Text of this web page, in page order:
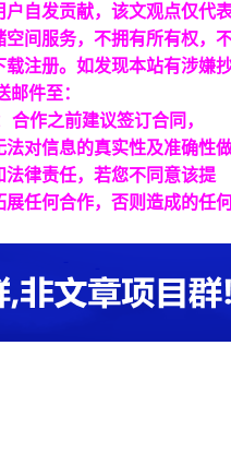
户自发贡献，该文观点仅代
间服务，不拥有所有权，
注册。如发现本站有涉嫌
件至：
合作之前建议签订合同，
对信息的真实性及准确性
律责任，若您不同意该提
任何合作，否则造成的任